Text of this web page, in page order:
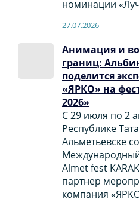
номинации
27.07.2026
Анимация и
границ:
поделится
«ЯРКО» на
2026»
С 29 июля по 2
Республике
Альметьевске
Almet fest
партнер
компания